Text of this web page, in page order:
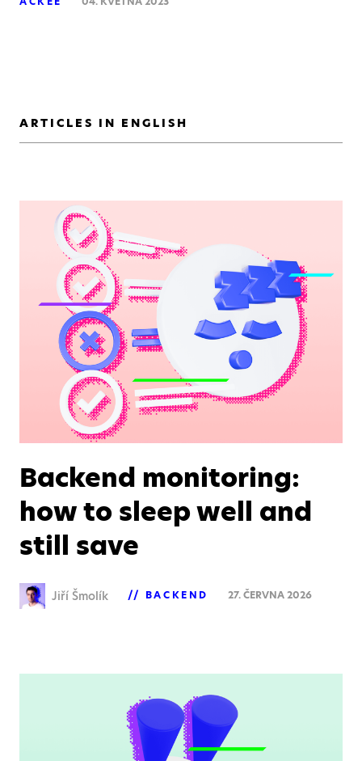
ARTICLES IN ENGLISH
Backend monitoring:
how to sleep well and
still save
Jiří Šmolík BACKEND 27. ČERVNA 2026